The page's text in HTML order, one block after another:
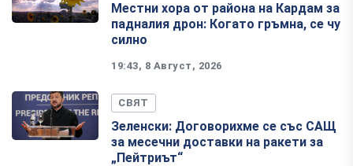
Местни хора от района на Кардам за
падналия дрон: Когато гръмна, се чу
силно
19:43, 8 Август, 2026
СВЯТ
Зеленски: Договорихме се със САЩ
за месечни доставки на ракети за
„Пейтриът“